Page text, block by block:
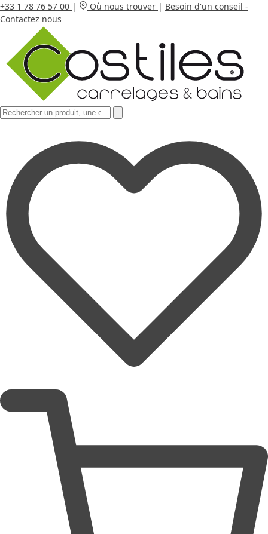
+33 1 78 76 57 00 | Où nous trouver | Besoin d'un conseil -
Contactez nous